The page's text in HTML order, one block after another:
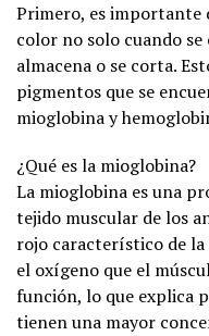
Primero, es importante
color no solo cuando
almacena o se corta.
pigmentos que se
mioglobina y
¿Qué es la mioglobina?
La mioglobina es una
tejido muscular de los
rojo característico de la
el oxígeno que el
función, lo que explica
tienen una mayor